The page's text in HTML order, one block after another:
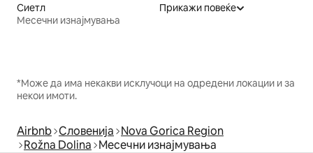
Сиетл
Месечни изнајмувања
Прикажи повеќе
*Може да има некакви исклучоци на одредени локации и за
некои имоти.
Airbnb Словенија Nova Gorica Region
Rožna Dolina Месечни изнајмувања